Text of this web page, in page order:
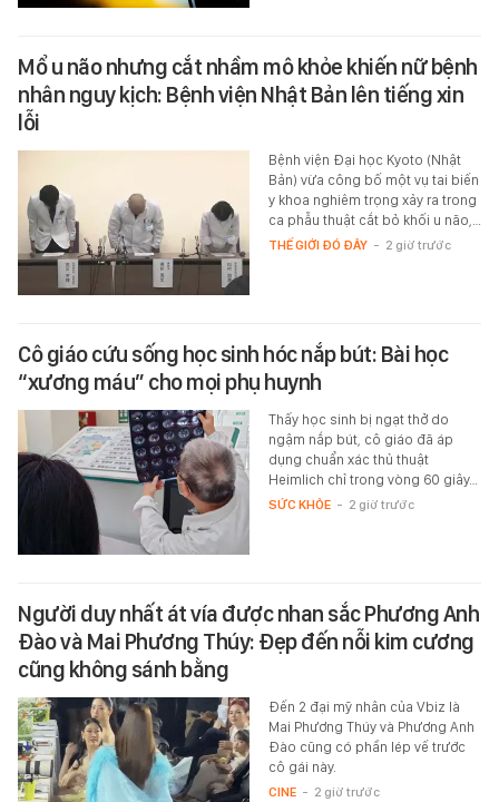
Mổ u não nhưng cắt nhầm mô khỏe khiến nữ bệnh
nhân nguy kịch: Bệnh viện Nhật Bản lên tiếng xin
lỗi
Bệnh viện Đại học Kyoto (Nhật
Bản) vừa công bố một vụ tai biến
y khoa nghiêm trọng xảy ra trong
ca phẫu thuật cắt bỏ khối u não,…
THẾ GIỚI ĐÓ ĐÂY - 2 giờ trước
Cô giáo cứu sống học sinh hóc nắp bút: Bài học
“xương máu” cho mọi phụ huynh
Thấy học sinh bị ngạt thở do
ngậm nắp bút, cô giáo đã áp
dụng chuẩn xác thủ thuật
Heimlich chỉ trong vòng 60 giây…
SỨC KHỎE - 2 giờ trước
Người duy nhất át vía được nhan sắc Phương Anh
Đào và Mai Phương Thúy: Đẹp đến nỗi kim cương
cũng không sánh bằng
Đến 2 đại mỹ nhân của Vbiz là
Mai Phương Thúy và Phương Anh
Đào cũng có phần lép vế trước
cô gái này.
CINE - 2 giờ trước